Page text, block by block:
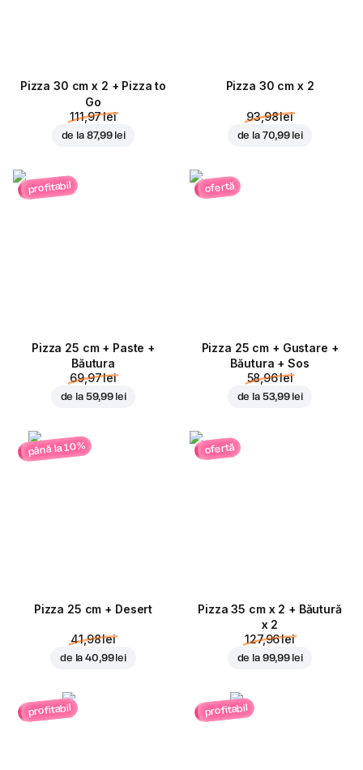
Pizza 30 cm x 2 + Pizza to
Go
111,97 lei
de la 87,99 lei
Pizza 30 cm x 2
93,98 lei
de la 70,99 lei
profitabil
Pizza 25 cm + Paste +
Băutura
69,97 lei
de la 59,99 lei
ofertă
Pizza 25 cm + Gustare +
Băutura + Sos
58,96 lei
de la 53,99 lei
până la 10%
Pizza 25 cm + Desert
41,98 lei
de la40,99 lei
ofertă
Pizza 35 cm x 2 + Băutură
x 2
127,96 lei
de la 99,99 lei
profitabil profitabil